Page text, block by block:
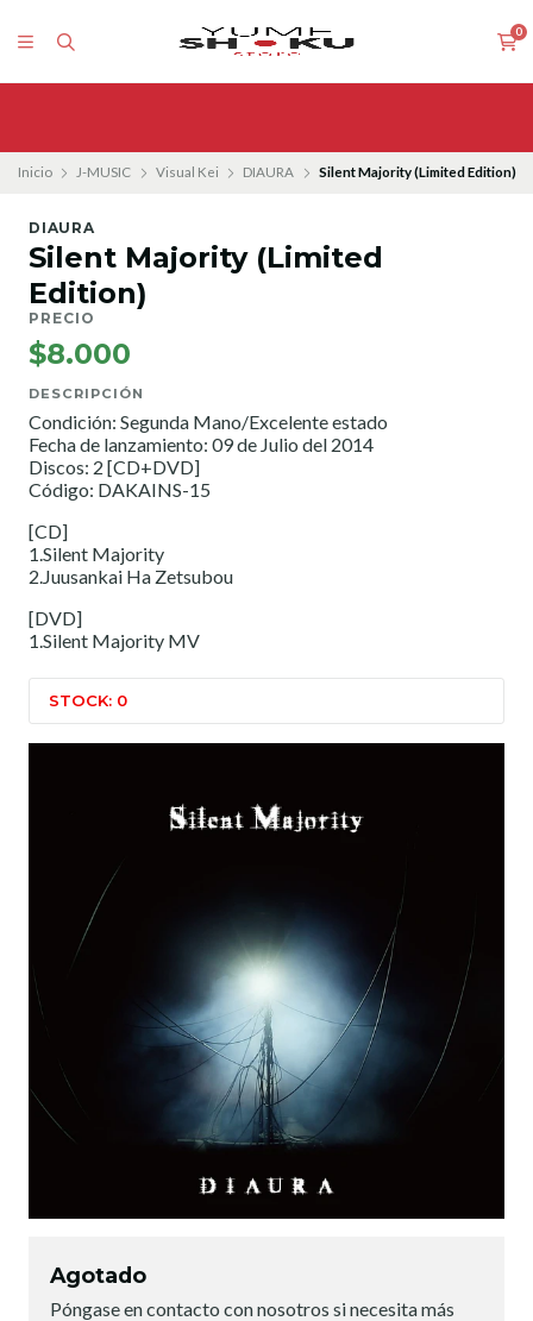
0
Inicio J-MUSIC Visual Kei DIAURA Silent Majority (Limited Edition)
DIAURA
Silent Majority (Limited
Edition)
PRECIO
$8.000
DESCRIPCIÓN
Condición: Segunda Mano/Excelente estado
Fecha de lanzamiento: 09 de Julio del 2014
Discos: 2 [CD+DVD]
Código: DAKAINS-15
[CD]
1.Silent Majority
2.Juusankai Ha Zetsubou
[DVD]
1.Silent Majority MV
STOCK: 0
Agotado
Póngase en contacto con nosotros si necesita más